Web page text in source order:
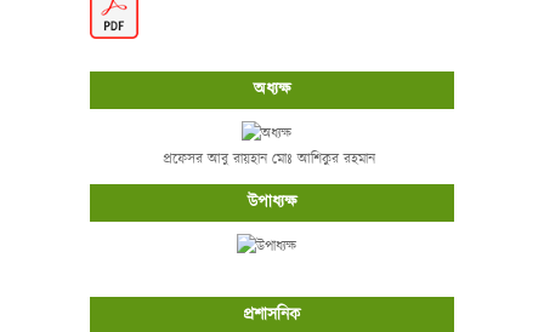
অধ্যক্ষ
প্রফেসর আবু রায়হান মোঃ আশিকুর রহমান
উপাধ্যক্ষ
প্রশাসনিক